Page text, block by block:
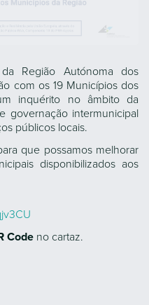
Região Autónoma dos
com os 19 Municípios dos
inquérito no âmbito da
governação intermunicipal
públicos locais.
que possamos melhorar
disponibilizados aos
Code no cartaz.